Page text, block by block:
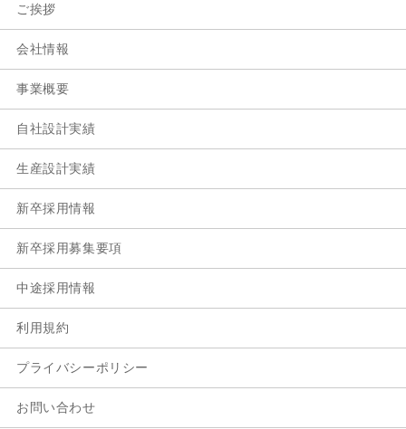
ご挨拶
会社情報
事業概要
自社設計実績
生産設計実績
新卒採用情報
新卒採用募集要項
中途採用情報
利用規約
プライバシーポリシー
お問い合わせ